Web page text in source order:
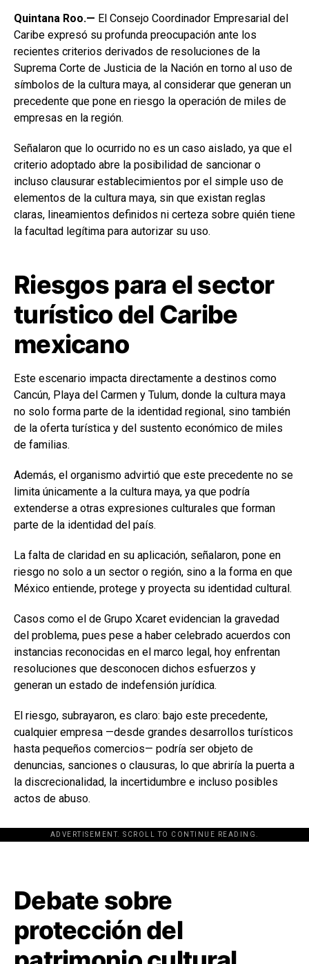
Quintana Roo.— El Consejo Coordinador Empresarial del
Caribe expresó su profunda preocupación ante los
recientes criterios derivados de resoluciones de la
Suprema Corte de Justicia de la Nación en torno al uso de
símbolos de la cultura maya, al considerar que generan un
precedente que pone en riesgo la operación de miles de
empresas en la región.
Señalaron que lo ocurrido no es un caso aislado, ya que el
criterio adoptado abre la posibilidad de sancionar o
incluso clausurar establecimientos por el simple uso de
elementos de la cultura maya, sin que existan reglas
claras, lineamientos definidos ni certeza sobre quién tiene
la facultad legítima para autorizar su uso.
Riesgos para el sector
turístico del Caribe
mexicano
Este escenario impacta directamente a destinos como
Cancún, Playa del Carmen y Tulum, donde la cultura maya
no solo forma parte de la identidad regional, sino también
de la oferta turística y del sustento económico de miles
de familias.
Además, el organismo advirtió que este precedente no se
limita únicamente a la cultura maya, ya que podría
extenderse a otras expresiones culturales que forman
parte de la identidad del país.
La falta de claridad en su aplicación, señalaron, pone en
riesgo no solo a un sector o región, sino a la forma en que
México entiende, protege y proyecta su identidad cultural.
Casos como el de Grupo Xcaret evidencian la gravedad
del problema, pues pese a haber celebrado acuerdos con
instancias reconocidas en el marco legal, hoy enfrentan
resoluciones que desconocen dichos esfuerzos y
generan un estado de indefensión jurídica.
El riesgo, subrayaron, es claro: bajo este precedente,
cualquier empresa —desde grandes desarrollos turísticos
hasta pequeños comercios— podría ser objeto de
denuncias, sanciones o clausuras, lo que abriría la puerta a
la discrecionalidad, la incertidumbre e incluso posibles
actos de abuso.
ADVERTISEMENT. SCROLL TO CONTINUE READING.
[adsforwp id="243463"]
Debate sobre
protección del